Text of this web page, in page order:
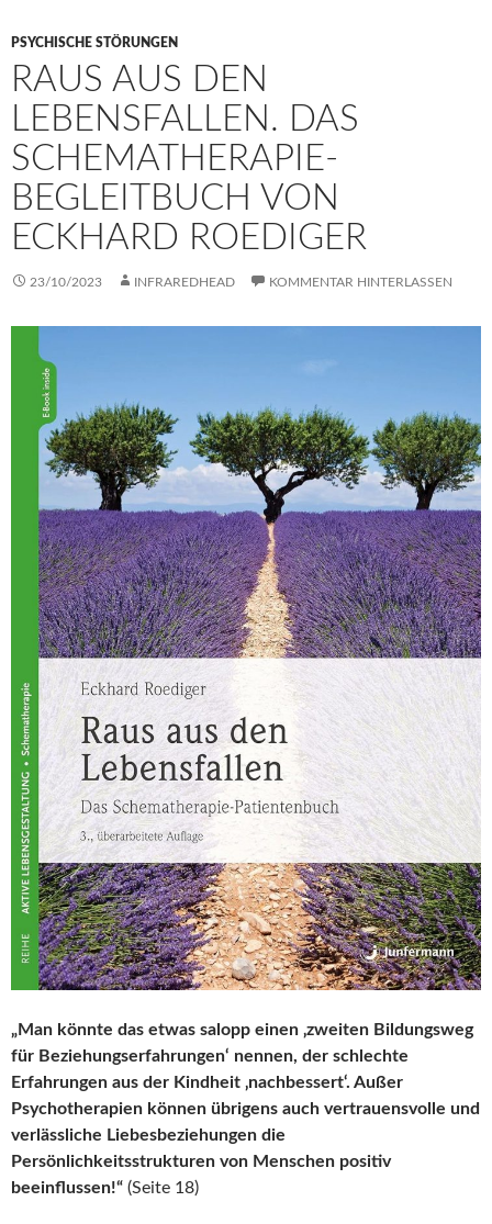
PSYCHISCHE STÖRUNGEN
RAUS AUS DEN
LEBENSFALLEN. DAS
SCHEMATHERAPIE-
BEGLEITBUCH VON
ECKHARD ROEDIGER
23/10/2023 INFRAREDHEAD KOMMENTAR HINTERLASSEN
„Man könnte das etwas salopp einen ‚zweiten Bildungsweg
für Beziehungserfahrungen‘ nennen, der schlechte
Erfahrungen aus der Kindheit ‚nachbessert‘. Außer
Psychotherapien können übrigens auch vertrauensvolle und
verlässliche Liebesbeziehungen die
Persönlichkeitsstrukturen von Menschen positiv
beeinflussen!“ (Seite 18)